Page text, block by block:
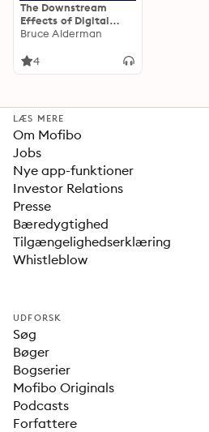
The Downstream
Effects of Digital
Polarization
Bruce Alderman
4
LÆS MERE
Om Mofibo
Jobs
Nye app-funktioner
Investor Relations
Presse
Bæredygtighed
Tilgængelighedserklæring
Whistleblow
UDFORSK
Søg
Bøger
Bogserier
Mofibo Originals
Podcasts
Forfattere